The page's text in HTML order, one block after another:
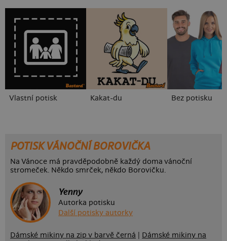
Vlastní potisk Kakat-du Bez potisku
POTISK VÁNOČNÍ BOROVIČKA
Na Vánoce má pravděpodobně každý doma vánoční
stromeček. Někdo smrček, někdo Borovičku.
Yenny
Autorka potisku
Další potisky autorky
Dámské mikiny na zip v barvě černá
Dámské mikiny na